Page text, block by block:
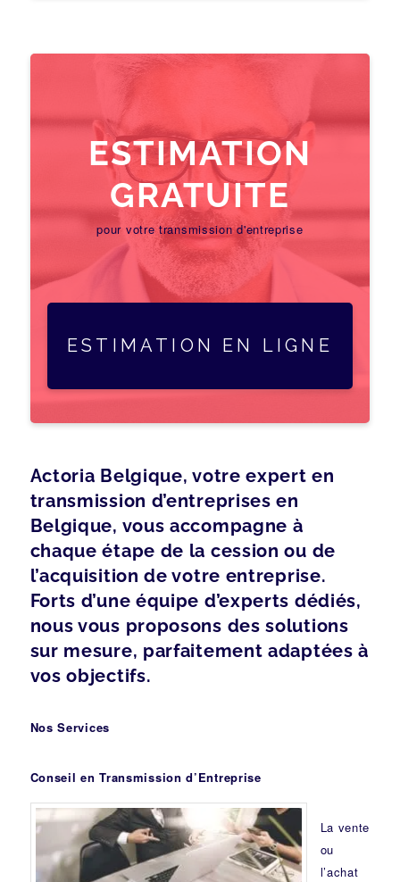
ESTIMATION
GRATUITE
pour votre transmission d'entreprise
ESTIMATION EN LIGNE
Actoria Belgique, votre expert en
transmission d’entreprises en
Belgique, vous accompagne à
chaque étape de la cession ou de
l’acquisition de votre entreprise.
Forts d’une équipe d’experts dédiés,
nous vous proposons des solutions
sur mesure, parfaitement adaptées à
vos objectifs.
Nos Services
Conseil en Transmission d’Entreprise
La vente
ou
l’achat